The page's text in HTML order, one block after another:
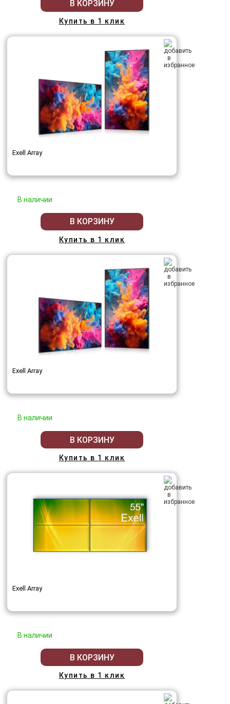
В КОРЗИНУ
Купить в 1 клик
Exell Array
В наличии
В КОРЗИНУ
Купить в 1 клик
Exell Array
В наличии
В КОРЗИНУ
Купить в 1 клик
Exell Array
В наличии
В КОРЗИНУ
Купить в 1 клик